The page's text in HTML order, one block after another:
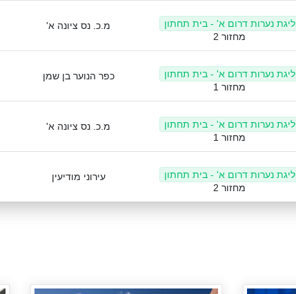
ליגת נערות דרום א' - בית תחתון
מחזור 2
מ.כ. נס ציונה א'
ליגת נערות דרום א' - בית תחתון
מחזור 1
כפר הנוער בן שמן
ליגת נערות דרום א' - בית תחתון
מחזור 1
מ.כ. נס ציונה א'
ליגת נערות דרום א' - בית תחתון
מחזור 2
עירוני מודיעין